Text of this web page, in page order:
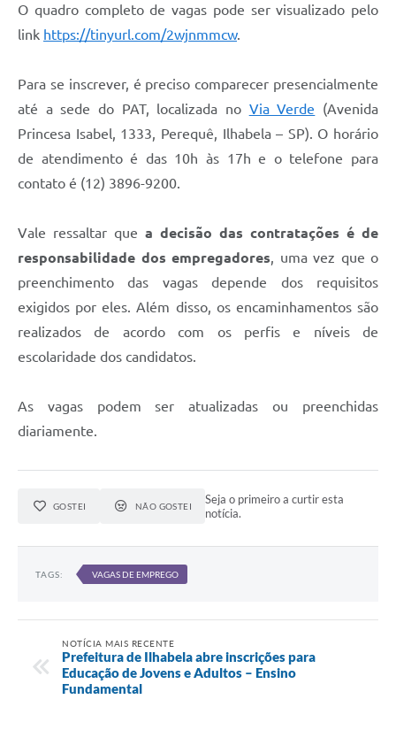
O quadro completo de vagas pode ser visualizado pelo
link https://tinyurl.com/2wjnmmcw.
Para se inscrever, é preciso comparecer presencialmente
até a sede do PAT, localizada no Via Verde (Avenida
Princesa Isabel, 1333, Perequê, Ilhabela – SP). O horário
de atendimento é das 10h às 17h e o telefone para
contato é (12) 3896-9200.
Vale ressaltar que a decisão das contratações é de
responsabilidade dos empregadores , uma vez que o
preenchimento das vagas depende dos requisitos
exigidos por eles. Além disso, os encaminhamentos são
realizados de acordo com os perfis e níveis de
escolaridade dos candidatos.
As vagas podem ser atualizadas ou preenchidas
diariamente.
GOSTEI NÃO GOSTEI
Seja o primeiro a curtir esta
notícia.
TAGS: VAGAS DE EMPREGO
NOTÍCIA MAIS RECENTE
Prefeitura de Ilhabela abre inscrições para
Educação de Jovens e Adultos – Ensino
Fundamental